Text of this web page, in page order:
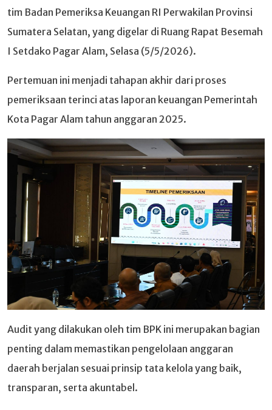
tim Badan Pemeriksa Keuangan RI Perwakilan Provinsi
Sumatera Selatan, yang digelar di Ruang Rapat Besemah
I Setdako Pagar Alam, Selasa (5/5/2026).
Pertemuan ini menjadi tahapan akhir dari proses
pemeriksaan terinci atas laporan keuangan Pemerintah
Kota Pagar Alam tahun anggaran 2025.
Audit yang dilakukan oleh tim BPK ini merupakan bagian
penting dalam memastikan pengelolaan anggaran
daerah berjalan sesuai prinsip tata kelola yang baik,
transparan, serta akuntabel.